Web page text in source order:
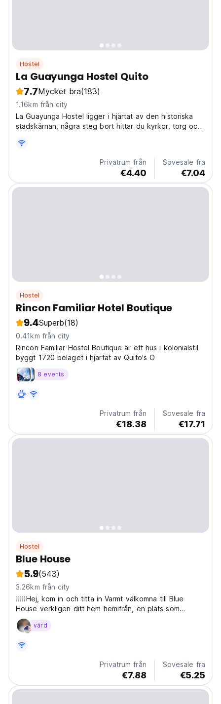
Hostel
La Guayunga Hostel Quito
7.7Mycket bra(183)
1.16km från city
La Guayunga Hostel ligger i hjärtat av den historiska
stadskärnan, några steg bort hittar du kyrkor, torg och
restaurang på panoramaterrassen
Privatrum från
€4.40
Sovesale fra
€7.04
Hostel
Rincon Familiar Hotel Boutique
9.4Superb(18)
0.41km från city
Rincon Familiar Hostel Boutique är ett hus i kolonialstil
byggt 1720 beläget i hjärtat av Quito's O
8 events
Privatrum från
€18.38
Sovesale fra
€17.71
Hostel
Blue House
5.9(543)
3.26km från city
!!!!!Hej, kom in och titta in Varmt välkomna till Blue
House verkligen ditt hem hemifrån, en plats som
serverar dig
värd
Privatrum från
€7.88
Sovesale fra
€5.25